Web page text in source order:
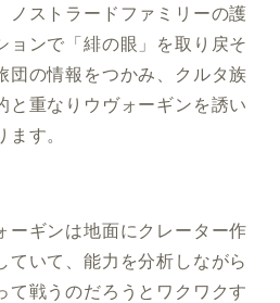
ノストラードファミリーの護
ョンで「緋の眼」を取り戻そ
団の情報をつかみ、クルタ族
と重なりウヴォーギンを誘い
す。
ーギンは地面にクレーター作
ていて、能力を分析しながら
て戦うのだろうとワクワクす